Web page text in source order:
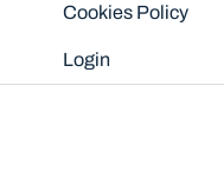
Cookies Policy
Login